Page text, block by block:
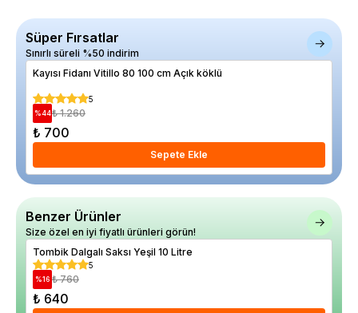
Süper Fırsatlar
Sınırlı süreli %50 indirim
Kayısı Fidanı Vitillo 80 100 cm Açık köklü
5
%44₺ 1.260
₺ 700
Sepete Ekle
Benzer Ürünler
Size özel en iyi fiyatlı ürünleri görün!
Tombik Dalgalı Saksı Yeşil 10 Litre
5
%16 ₺ 760
₺ 640